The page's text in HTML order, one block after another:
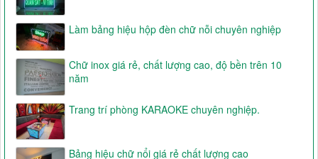
Làm bảng hiệu hộp đèn chữ nỗi chuyên nghiệp
Chữ inox giá rẻ, chất lượng cao, độ bền trên 10
năm
Trang trí phòng KARAOKE chuyên nghiệp.
Bảng hiệu chữ nổi giá rẻ chất lượng cao